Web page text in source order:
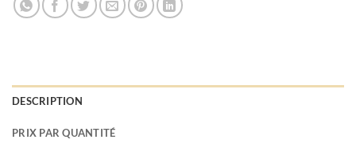
DESCRIPTION
PRIX PAR QUANTITÉ